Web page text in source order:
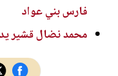
فارس بني عواد
محمد نضال قشير